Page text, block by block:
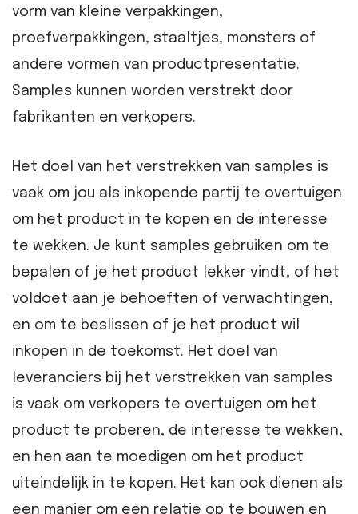
vorm van kleine verpakkingen,
proefverpakkingen, staaltjes, monsters of
andere vormen van productpresentatie.
Samples kunnen worden verstrekt door
fabrikanten en verkopers.
Het doel van het verstrekken van samples is
vaak om jou als inkopende partij te overtuigen
om het product in te kopen en de interesse
te wekken. Je kunt samples gebruiken om te
bepalen of je het product lekker vindt, of het
voldoet aan je behoeften of verwachtingen,
en om te beslissen of je het product wil
inkopen in de toekomst. Het doel van
leveranciers bij het verstrekken van samples
is vaak om verkopers te overtuigen om het
product te proberen, de interesse te wekken,
en hen aan te moedigen om het product
uiteindelijk in te kopen. Het kan ook dienen als
een manier om een relatie op te bouwen en